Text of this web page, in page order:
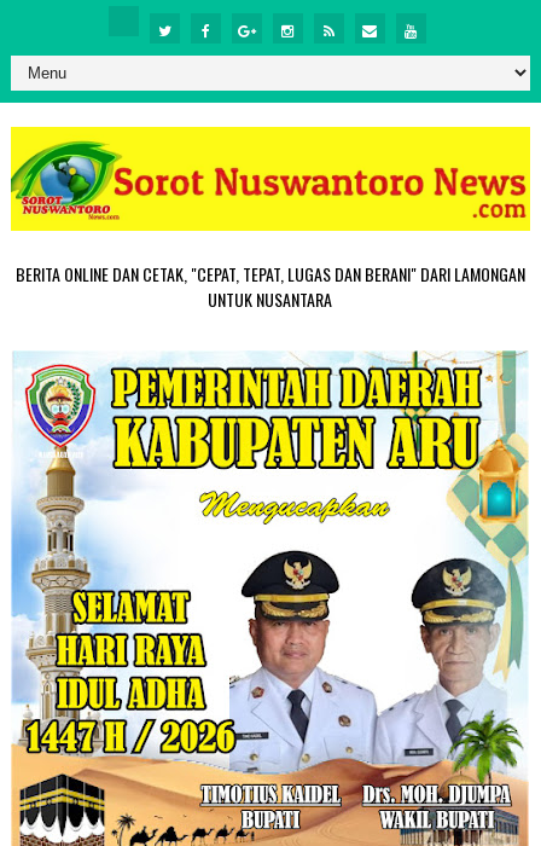
BERITA ONLINE DAN CETAK, "CEPAT, TEPAT, LUGAS DAN BERANI" DARI LAMONGAN
UNTUK NUSANTARA